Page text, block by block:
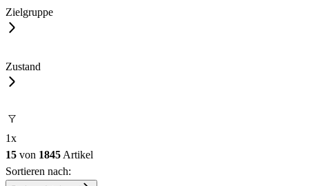
Zielgruppe
Zustand
1x
15 von 1845 Artikel
Sortieren nach: